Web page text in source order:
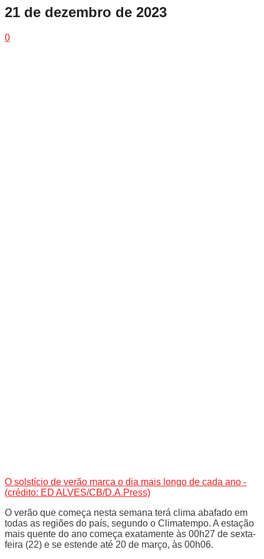
21 de dezembro de 2023
0
O solstício de verão marca o dia mais longo de cada ano -
(crédito: ED ALVES/CB/D.A.Press)
O verão que começa nesta semana terá clima abafado em
todas as regiões do país, segundo o Climatempo. A estação
mais quente do ano começa exatamente às 00h27 de sexta-
feira (22) e se estende até 20 de março, às 00h06.